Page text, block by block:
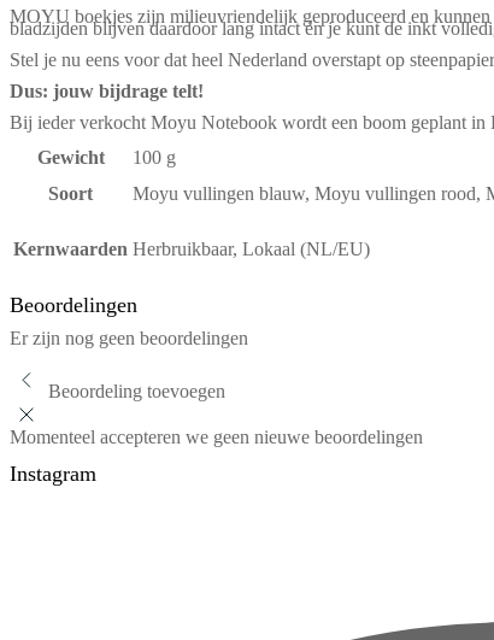
MOYU boekjes zijn milieuvriendelijk geproduceerd en kunnen
bladzijden blijven daardoor lang intact én je kunt de inkt
Stel je nu eens voor dat heel Nederland overstapt op
Dus: jouw bijdrage telt!
Bij ieder verkocht Moyu Notebook wordt een boom geplant in
Gewicht
100 g
Soort
Moyu vullingen blauw, Moyu vullingen rood,
Kernwaarden Herbruikbaar, Lokaal (NL/EU)
Beoordelingen
Er zijn nog geen beoordelingen
Beoordeling toevoegen
Momenteel accepteren we geen nieuwe beoordelingen
Instagram